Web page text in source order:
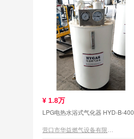
¥ 1.8万
LPG电热水浴式气化器 HYD-B-400